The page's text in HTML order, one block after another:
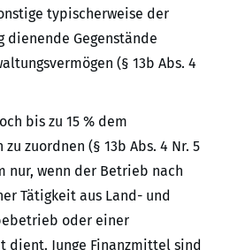
typischerweise der
dienende Gegenstände
(§ 13b Abs. 4
bis zu 15 % dem
zuordnen (§ 13b Abs. 4 Nr. 5
nur, wenn der Betrieb nach
Tätigkeit aus Land- und
oder einer
Junge Finanzmittel sind